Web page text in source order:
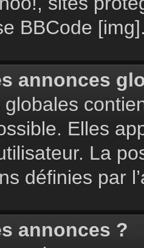
BBCode
annonces
Elles
La
définies par
annonces ?